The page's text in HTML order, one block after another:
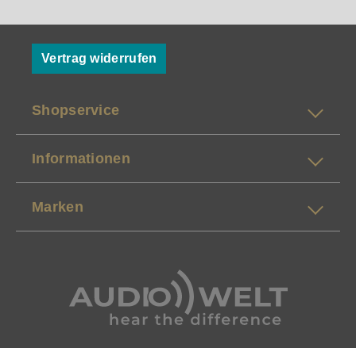
Vertrag widerrufen
Shopservice
Informationen
Marken